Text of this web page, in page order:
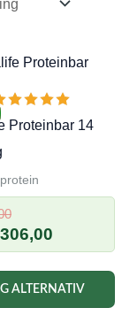
Proteinbar 14
Opprinnelig
pris
var:
kr 340,00.
306,00
pris
er:
kr 306,00.
ALTERNATIV